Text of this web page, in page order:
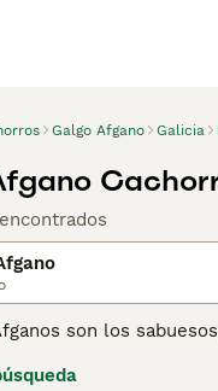
Galgo Afgano Galicia
son los
exposición canina en